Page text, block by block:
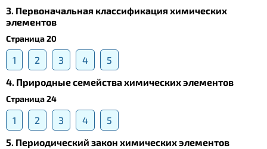
3. Первоначальная классификация химических
элементов
Страница 20
1 2 3 4
5
4. Природные семейства химических элементов
Страница 24
1 2 3 4
5
5. Периодический закон химических элементов